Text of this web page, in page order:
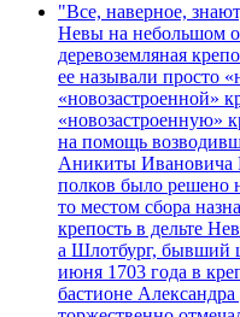
"Все, наверное,
Невы на небольшом
деревоземляная
ее называли просто
«новозастроенной»
«новозастроенную»
на помощь
Аникиты Ивановича
полков было решено
то местом сбора
крепость в дельте
а Шлотбург, бывший
июня 1703 года в
бастионе